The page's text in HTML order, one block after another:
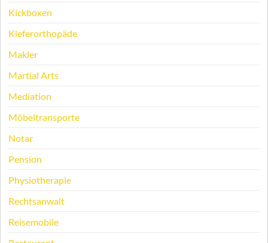
Kickboxen
Kieferorthopäde
Makler
Martial Arts
Mediation
Möbeltransporte
Notar
Pension
Physiotherapie
Rechtsanwalt
Reisemobile